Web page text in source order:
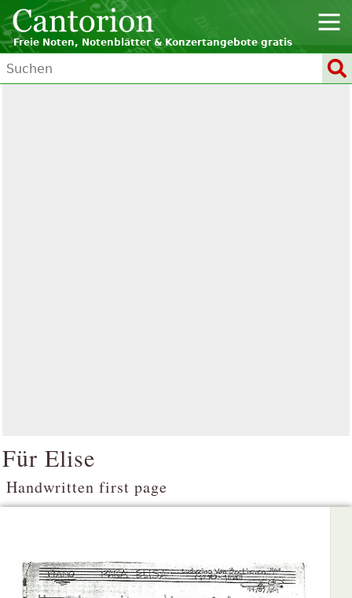
Freie Noten, Notenblätter & Konzertangebote gratis
Für Elise
Handwritten first page